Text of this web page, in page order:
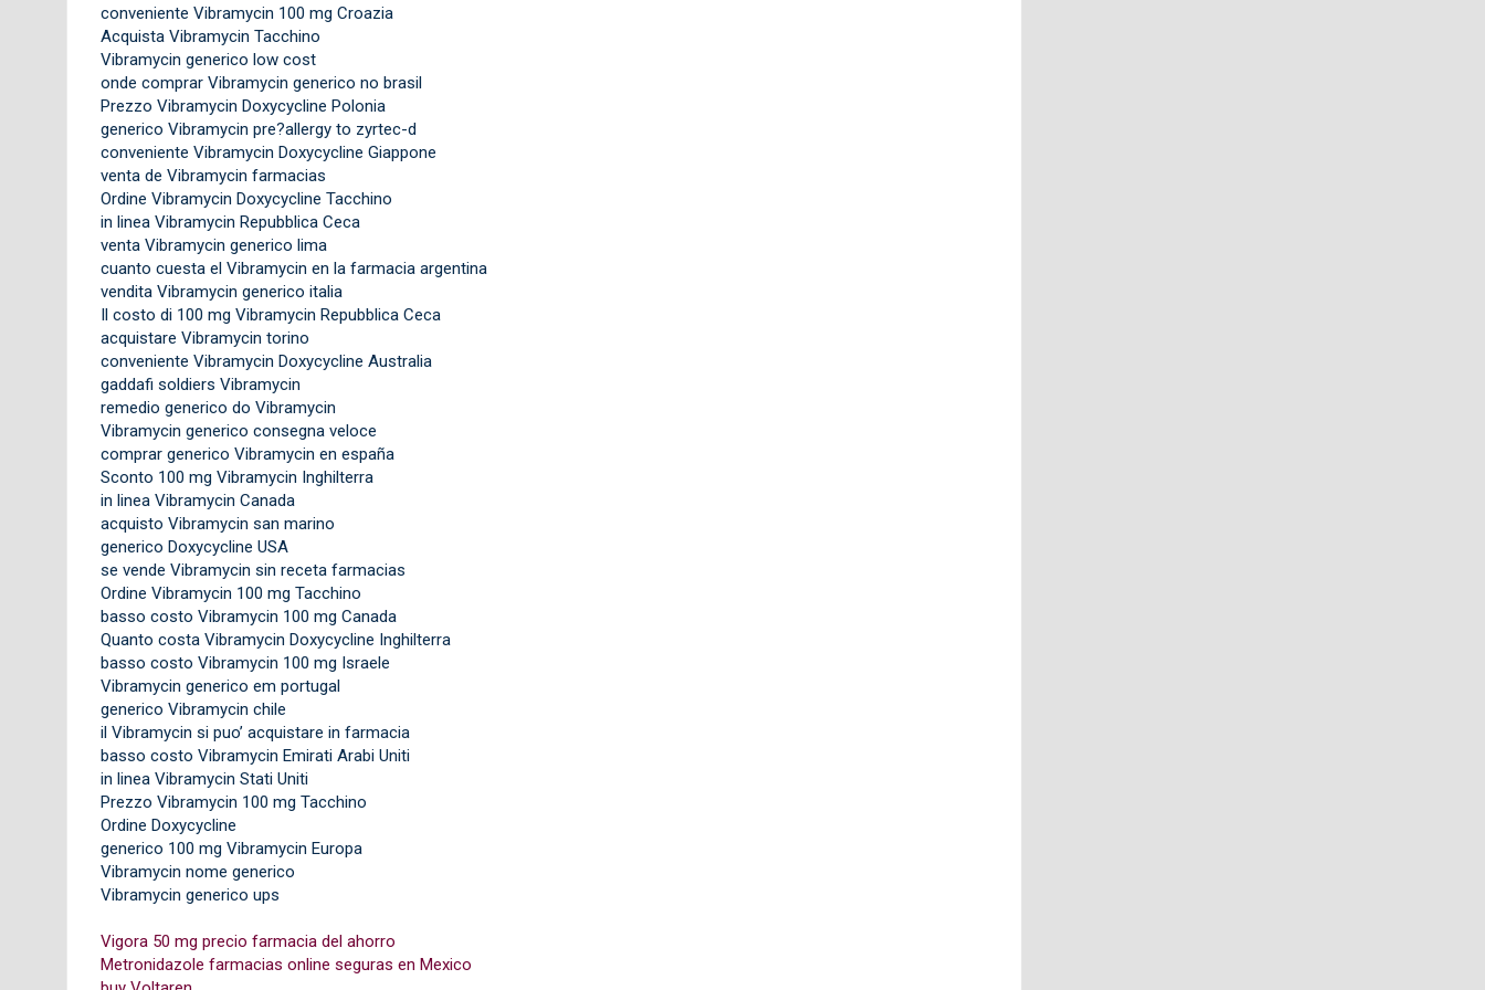
conveniente Vibramycin 100 mg Croazia
Acquista Vibramycin Tacchino
Vibramycin generico low cost
onde comprar Vibramycin generico no brasil
Prezzo Vibramycin Doxycycline Polonia
generico Vibramycin pre?allergy to zyrtec-d
conveniente Vibramycin Doxycycline Giappone
venta de Vibramycin farmacias
Ordine Vibramycin Doxycycline Tacchino
in linea Vibramycin Repubblica Ceca
venta Vibramycin generico lima
cuanto cuesta el Vibramycin en la farmacia argentina
vendita Vibramycin generico italia
Il costo di 100 mg Vibramycin Repubblica Ceca
acquistare Vibramycin torino
conveniente Vibramycin Doxycycline Australia
gaddafi soldiers Vibramycin
remedio generico do Vibramycin
Vibramycin generico consegna veloce
comprar generico Vibramycin en españa
Sconto 100 mg Vibramycin Inghilterra
in linea Vibramycin Canada
acquisto Vibramycin san marino
generico Doxycycline USA
se vende Vibramycin sin receta farmacias
Ordine Vibramycin 100 mg Tacchino
basso costo Vibramycin 100 mg Canada
Quanto costa Vibramycin Doxycycline Inghilterra
basso costo Vibramycin 100 mg Israele
Vibramycin generico em portugal
generico Vibramycin chile
il Vibramycin si puo’ acquistare in farmacia
basso costo Vibramycin Emirati Arabi Uniti
in linea Vibramycin Stati Uniti
Prezzo Vibramycin 100 mg Tacchino
Ordine Doxycycline
generico 100 mg Vibramycin Europa
Vibramycin nome generico
Vibramycin generico ups
Vigora 50 mg precio farmacia del ahorro
Metronidazole farmacias online seguras en Mexico